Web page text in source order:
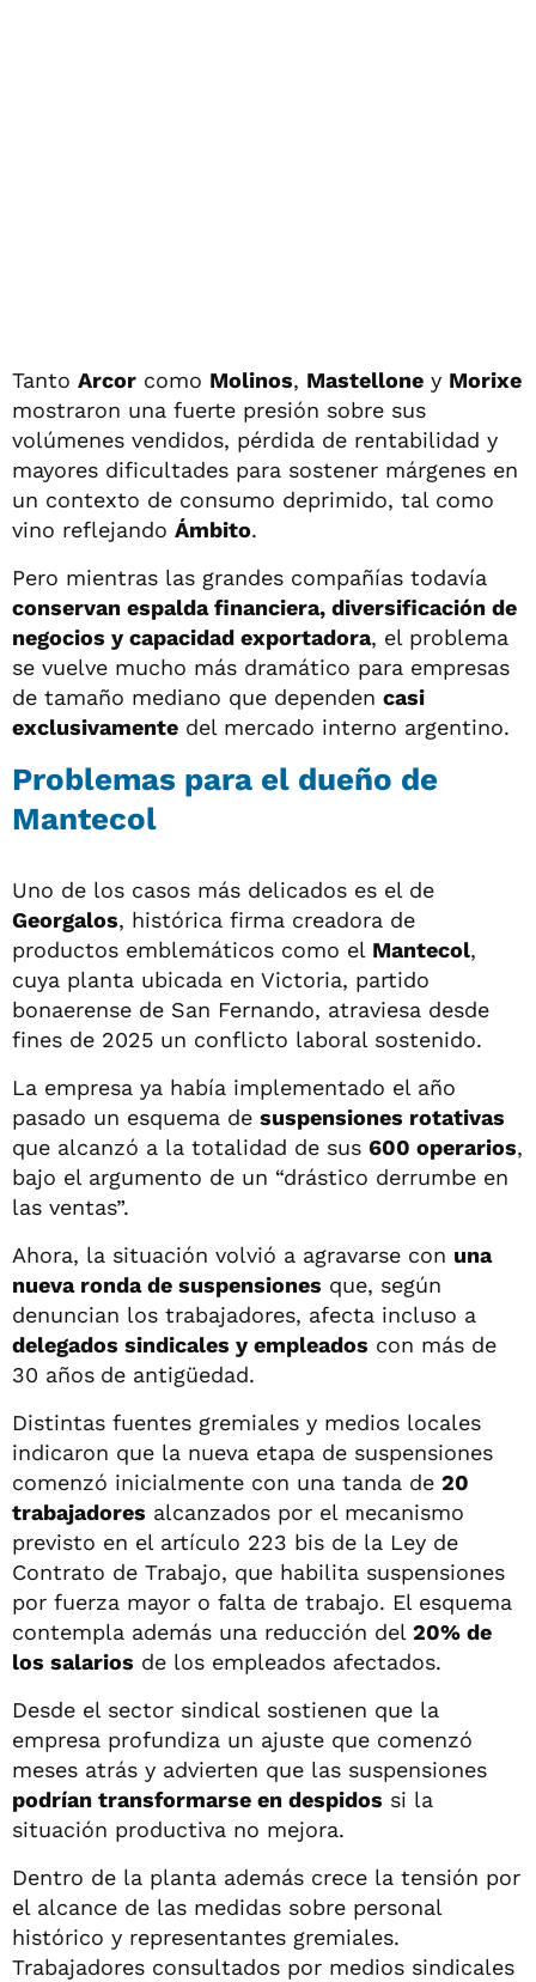
Tanto Arcor como Molinos, Mastellone y Morixe
mostraron una fuerte presión sobre sus
volúmenes vendidos, pérdida de rentabilidad y
mayores dificultades para sostener márgenes en
un contexto de consumo deprimido, tal como
vino reflejando Ámbito.
Pero mientras las grandes compañías todavía
conservan espalda financiera, diversificación de
negocios y capacidad exportadora, el problema
se vuelve mucho más dramático para empresas
de tamaño mediano que dependen casi
exclusivamente del mercado interno argentino.
Problemas para el dueño de
Mantecol
Uno de los casos más delicados es el de
Georgalos, histórica firma creadora de
productos emblemáticos como el Mantecol,
cuya planta ubicada en Victoria, partido
bonaerense de San Fernando, atraviesa desde
fines de 2025 un conflicto laboral sostenido.
La empresa ya había implementado el año
pasado un esquema de suspensiones rotativas
que alcanzó a la totalidad de sus 600 operarios,
bajo el argumento de un “drástico derrumbe en
las ventas”.
Ahora, la situación volvió a agravarse con una
nueva ronda de suspensiones que, según
denuncian los trabajadores, afecta incluso a
delegados sindicales y empleados con más de
30 años de antigüedad.
Distintas fuentes gremiales y medios locales
indicaron que la nueva etapa de suspensiones
comenzó inicialmente con una tanda de 20
trabajadores alcanzados por el mecanismo
previsto en el artículo 223 bis de la Ley de
Contrato de Trabajo, que habilita suspensiones
por fuerza mayor o falta de trabajo. El esquema
contempla además una reducción del 20% de
los salarios de los empleados afectados.
Desde el sector sindical sostienen que la
empresa profundiza un ajuste que comenzó
meses atrás y advierten que las suspensiones
podrían transformarse en despidos si la
situación productiva no mejora.
Dentro de la planta además crece la tensión por
el alcance de las medidas sobre personal
histórico y representantes gremiales.
Trabajadores consultados por medios sindicales